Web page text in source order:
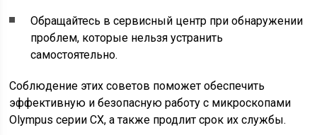
Обращайтесь в сервисный центр при обнаружении
проблем, которые нельзя устранить
самостоятельно.
Соблюдение этих советов поможет обеспечить
эффективную и безопасную работу с микроскопами
Olympus серии CX, а также продлит срок их службы.